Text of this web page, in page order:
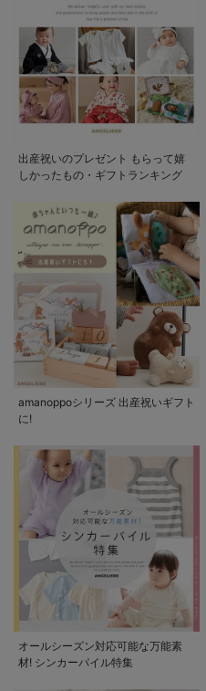
出産祝いのプレゼント もらって嬉
しかったもの・ギフトランキング
amanoppoシリーズ 出産祝いギフト
に!
オールシーズン対応可能な万能素
材! シンカーパイル特集